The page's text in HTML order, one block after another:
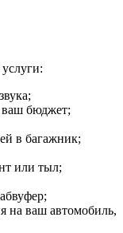
ваш бюджет;
в багажник;
или тыл;
на ваш автомобиль,